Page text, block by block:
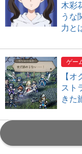
木彩
うな
力と
ゲー
【
スト
きた